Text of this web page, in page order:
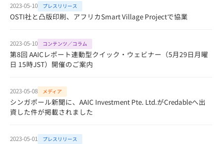
2023-05-10 プレスリリース
OSTI社と凸版印刷、アフリカSmart Village Projectで協業
2023-05-10 コンテンツ／コラム
第8回 AAICレポート連動型クイック・ウェビナー（5月29日月曜
日 15時JST）開催のご案内
2023-05-08 メディア
シンガポール新聞に、AAIC Investment Pte. Ltd.がCredableへ出
資した件が掲載されました
2023-05-01 プレスリリース